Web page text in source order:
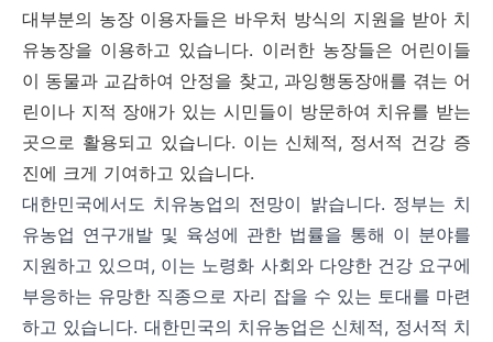
대부분의 농장 이용자들은 바우처 방식의 지원을 받아 치
유농장을 이용하고 있습니다. 이러한 농장들은 어린이들
이 동물과 교감하여 안정을 찾고, 과잉행동장애를 겪는 어
린이나 지적 장애가 있는 시민들이 방문하여 치유를 받는
곳으로 활용되고 있습니다. 이는 신체적, 정서적 건강 증
진에 크게 기여하고 있습니다.
대한민국에서도 치유농업의 전망이 밝습니다. 정부는 치
유농업 연구개발 및 육성에 관한 법률을 통해 이 분야를
지원하고 있으며, 이는 노령화 사회와 다양한 건강 요구에
부응하는 유망한 직종으로 자리 잡을 수 있는 토대를 마련
하고 있습니다. 대한민국의 치유농업은 신체적, 정서적 치